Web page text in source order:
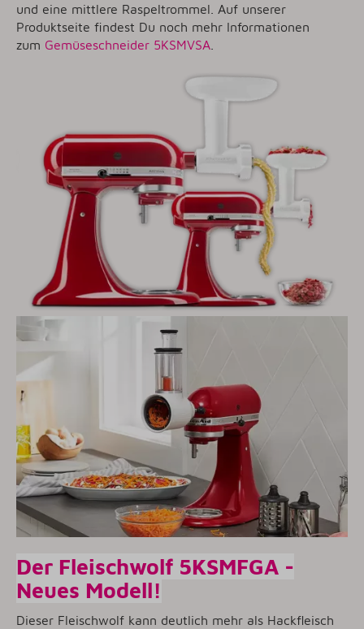
und eine mittlere Raspeltrommel. Auf unserer
Produktseite findest Du noch mehr Informationen
zum Gemüseschneider 5KSMVSA
Der Fleischwolf 5KSMFGA -
Neues Modell!
Dieser Fleischwolf kann deutlich mehr als Hackfleisch